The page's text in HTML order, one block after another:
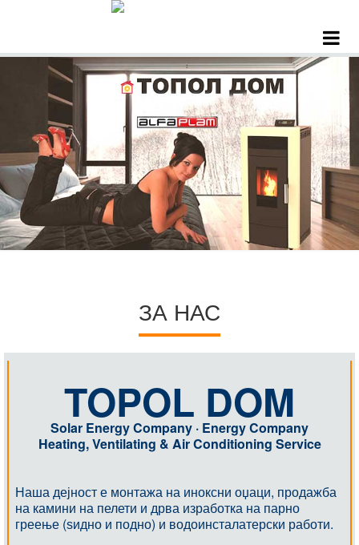
ЗА НАС
TOPOL DOM
Solar Energy Company · Energy Company
Heating, Ventilating & Air Conditioning Service
Наша дејност е монтажа на иноксни оџаци, продажба
на камини на пелети и дрва изработка на парно
греење (ѕидно и подно) и водоинсталатерски работи.